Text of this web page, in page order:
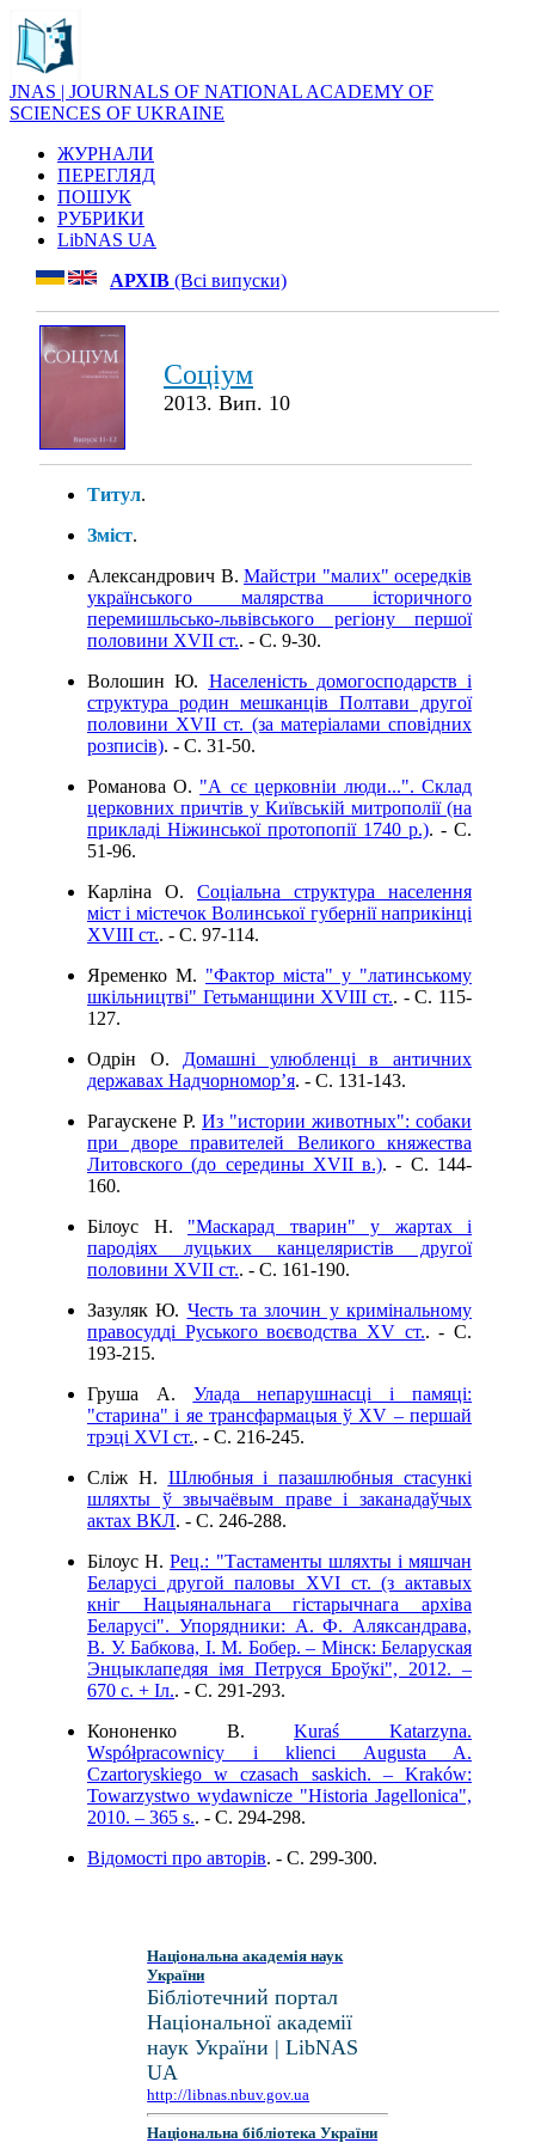
JNAS | JOURNALS OF NATIONAL ACADEMY OF
SCIENCES OF UKRAINE
ЖУРНАЛИ
ПЕРЕГЛЯД
ПОШУК
РУБРИКИ
LibNAS UA
АРХІВ (Всі випуски)
Соціум
2013. Вип. 10
Титул.
Зміст.
Александрович В. Майстри "малих" осередків
українського малярства історичного
перемишльсько-львівського регіону першої
половини XVII ст.. - C. 9-30.
Волошин Ю. Населеність домогосподарств і
структура родин мешканців Полтави другої
половини XVII ст. (за матеріалами сповідних
розписів). - C. 31-50.
Романова О. "А сє церковніи люди...". Склад
церковних причтів у Київській митрополії (на
прикладі Ніжинської протопопії 1740 р.). - C.
51-96.
Карліна О. Соціальна структура населення
міст і містечок Волинської губернії наприкінці
XVIII ст.. - C. 97-114.
Яременко М. "Фактор міста" у "латинському
шкільництві" Гетьманщини XVIII ст.. - C. 115-
127.
Одрін О. Домашні улюбленці в античних
державах Надчорномор’я. - C. 131-143.
Рагаускене Р. Из "истории животных": собаки
при дворе правителей Великого княжества
Литовского (до середины XVII в.). - C. 144-
160.
Білоус Н. "Маскарад тварин" у жартах і
пародіях луцьких канцеляристів другої
половини XVII ст.. - C. 161-190.
Зазуляк Ю. Честь та злочин у кримінальному
правосудді Руського воєводства XV ст.. - C.
193-215.
Груша А. Улада непарушнасці і памяці:
"старина" і яе трансфармацыя ў XV – першай
трэці XVI ст.. - C. 216-245.
Сліж Н. Шлюбныя і пазашлюбныя стасункі
шляхты ў звычаёвым праве і заканадаўчых
актах ВКЛ. - C. 246-288.
Білоус Н.Рец.: "Тастаменты шляхты і мяшчан
Беларусі другой паловы ХVІ ст. (з актавых
кніг Нацыянальнага гістарычнага архіва
Беларусі". Упорядники: А. Ф. Аляксандрава,
В. У. Бабкова, І. М. Бобер. – Мінск: Беларуская
Энцыклапедяя імя Петруся Броўкі", 2012. –
670 с. + Іл.. - C. 291-293.
Кононенко В.Kuraś Katarzyna.
Współpracownicy i klienci Augusta A.
Czartoryskiego w czasach saskich. – Kraków:
Towarzystwo wydawnicze "Historia Jagellonica",
2010. – 365 s.. - C. 294-298.
Відомості про авторів. - C. 299-300.
Національна академія наук
України
Бібліотечний портал
Національної академії
наук України | LibNAS
UA
http://libnas.nbuv.gov.ua
Національна бібліотека України